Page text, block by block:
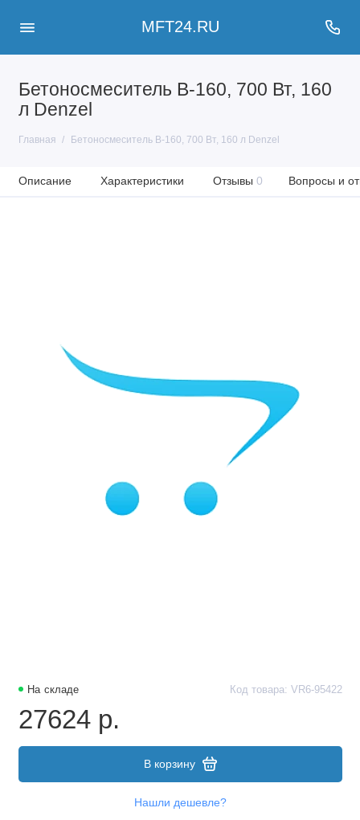
MFT24.RU
Бетоносмеситель B-160, 700 Вт, 160
л Denzel
Главная Бетоносмеситель B-160, 700 Вт, 160 л Denzel
Описание Характеристики Отзывы 0 Вопросы и
На складе Код товара: VR6-95422
27624 р.
В корзину
Нашли дешевле?